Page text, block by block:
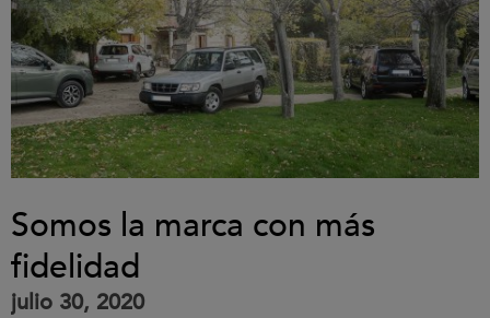
Somos la marca con más
fidelidad
julio 30, 2020